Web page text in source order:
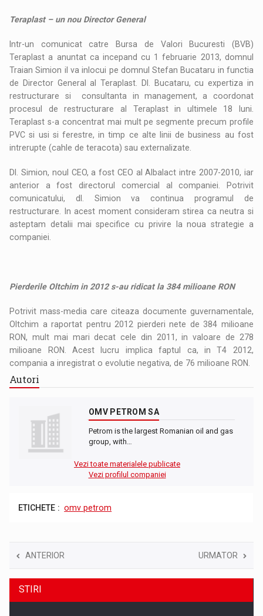
Teraplast – un nou Director General
Intr-un comunicat catre Bursa de Valori Bucuresti (BVB)
Teraplast a anuntat ca incepand cu 1 februarie 2013, domnul
Traian Simion il va inlocui pe domnul Stefan Bucataru in functia
de Director General al Teraplast. Dl. Bucataru, cu expertiza in
restructurare si consultanta in management, a coordonat
procesul de restructurare al Teraplast in ultimele 18 luni.
Teraplast s-a concentrat mai mult pe segmente precum profile
PVC si usi si ferestre, in timp ce alte linii de business au fost
intrerupte (cahle de teracota) sau externalizate.
Dl. Simion, noul CEO, a fost CEO al Albalact intre 2007-2010, iar
anterior a fost directorul comercial al companiei. Potrivit
comunicatului, dl. Simion va continua programul de
restructurare. In acest moment consideram stirea ca neutra si
asteptam detalii mai specifice cu privire la noua strategie a
companiei.
Pierderile Oltchim in 2012 s-au ridicat la 384 milioane RON
Potrivit mass-media care citeaza documente guvernamentale,
Oltchim a raportat pentru 2012 pierderi nete de 384 milioane
RON, mult mai mari decat cele din 2011, in valoare de 278
milioane RON. Acest lucru implica faptul ca, in T4 2012,
compania a inregistrat o evolutie negativa, de 76 milioane RON.
Autori
OMV PETROM SA
Petrom is the largest Romanian oil and gas
group, with…
Vezi toate materialele publicate
Vezi profilul companiei
ETICHETE : omv petrom
ANTERIOR URMATOR
STIRI